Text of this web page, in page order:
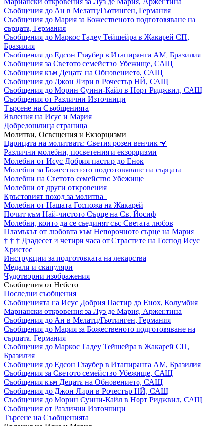
Съобщения до Ан в Мелатц/Гьотинген, Германия
Съобщения до Мария за Божественото подготовяване на
сърцата, Германия
Съобщения до Маркос Тадеу Тейшейра в Жакарей СП,
Бразилия
Съобщения до Едсон Глаубер в Итапиранга АМ, Бразилия
Съобщения за Светото семейство Убежище, САЩ
Съобщения към Децата на Обновението, САЩ
Съобщения до Джон Лири в Рочестър НЙ, САЩ
Съобщения до Морин Суини-Кайл в Норт Риджвил, САЩ
Съобщения от Различни Източници
Търсене на Съобщенията
Явления на Исус и Мария
Добредошлица страница
Молитви, Освещения и Екзорцизми
Царицата на молитвата: Светия розен венчик 🌹
Различни молебни, посветения и екзорцизми
Молебни от Исус Добрия пастир до Енок
Молебни за Божественото подготовяване на сърцата
Молебни на Светото семейство Убежище
Молебни от други откровения
Кръстовият поход за молитва
Молебни от Нашата Госпожа на Жакарей
Почит към Най-чистото Сърце на Св. Йосиф
Молебни, които да се съединят със Светата любов
Пламъкът от любовта към Непорочното сърце на Мария
† † † Двадесет и четири часа от Страстите на Господ Исус
Христос
Инструкции за подготовката на лекарства
Медали и скапуляри
Чудотворни изображения
Съобщения от Небето
Последни съобщения
Съобщенията на Исус Добрия Пастир до Енох, Колумбия
Мариански откровения за Луз де Мария, Аржентина
Съобщения до Ан в Мелатц/Гьотинген, Германия
Съобщения до Мария за Божественото подготовяване на
сърцата, Германия
Съобщения до Маркос Тадеу Тейшейра в Жакарей СП,
Бразилия
Съобщения до Едсон Глаубер в Итапиранга АМ, Бразилия
Съобщения за Светото семейство Убежище, САЩ
Съобщения към Децата на Обновението, САЩ
Съобщения до Джон Лири в Рочестър НЙ, САЩ
Съобщения до Морин Суини-Кайл в Норт Риджвил, САЩ
Съобщения от Различни Източници
Търсене на Съобщенията